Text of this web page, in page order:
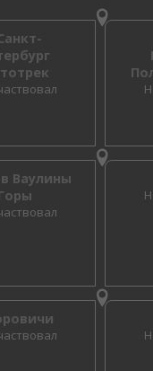
Ваулины